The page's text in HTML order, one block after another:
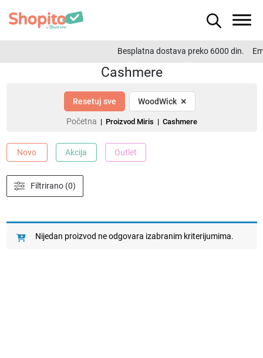
Besplatna dostava preko 6000 din.
Cashmere
Resetuj sve WoodWick ×
Početna | Proizvod Miris | Cashmere
Novo Akcija Outlet
Filtrirano (0)
Nijedan proizvod ne odgovara izabranim kriterijumima.